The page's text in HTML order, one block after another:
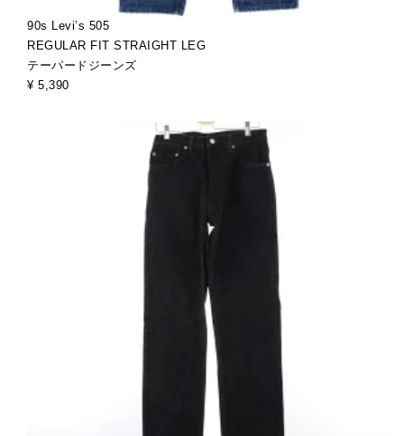
90s Levi’s 505
REGULAR FIT STRAIGHT LEG
テーパードジーンズ
¥ 5,390